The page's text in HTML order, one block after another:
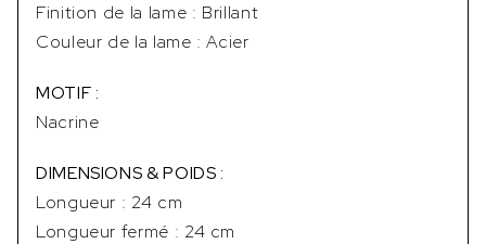
Finition de la lame : Brillant
Couleur de la lame : Acier
MOTIF :
Nacrine
DIMENSIONS & POIDS :
Longueur : 24 cm
Longueur fermé : 24 cm